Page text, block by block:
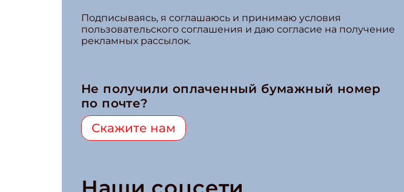
Подписываясь, я соглашаюсь и принимаю условия
пользовательского соглашения и даю согласие на получение
рекламных рассылок.
Не получили оплаченный бумажный номер
по почте?
Скажите нам